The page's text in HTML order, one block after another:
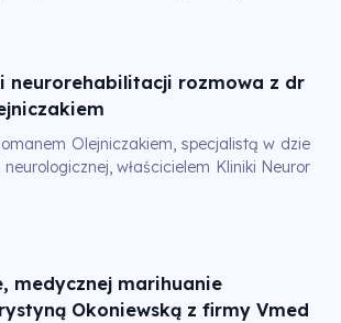
neurorehabilitacji rozmowa z dr
Olejniczakiem, specjalistą w dzie
właścicielem Kliniki Neuror
medycznej marihuanie
Okoniewską z firmy Vmed